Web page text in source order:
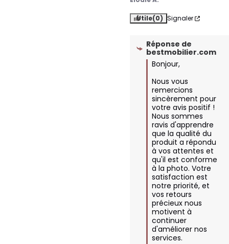
Utile(0) Signaler
Réponse de
bestmobilier.com
Bonjour,
Nous vous
remercions
sincèrement pour
votre avis positif !
Nous sommes
ravis d'apprendre
que la qualité du
produit a répondu
à vos attentes et
qu'il est conforme
à la photo. Votre
satisfaction est
notre priorité, et
vos retours
précieux nous
motivent à
continuer
d'améliorer nos
services.